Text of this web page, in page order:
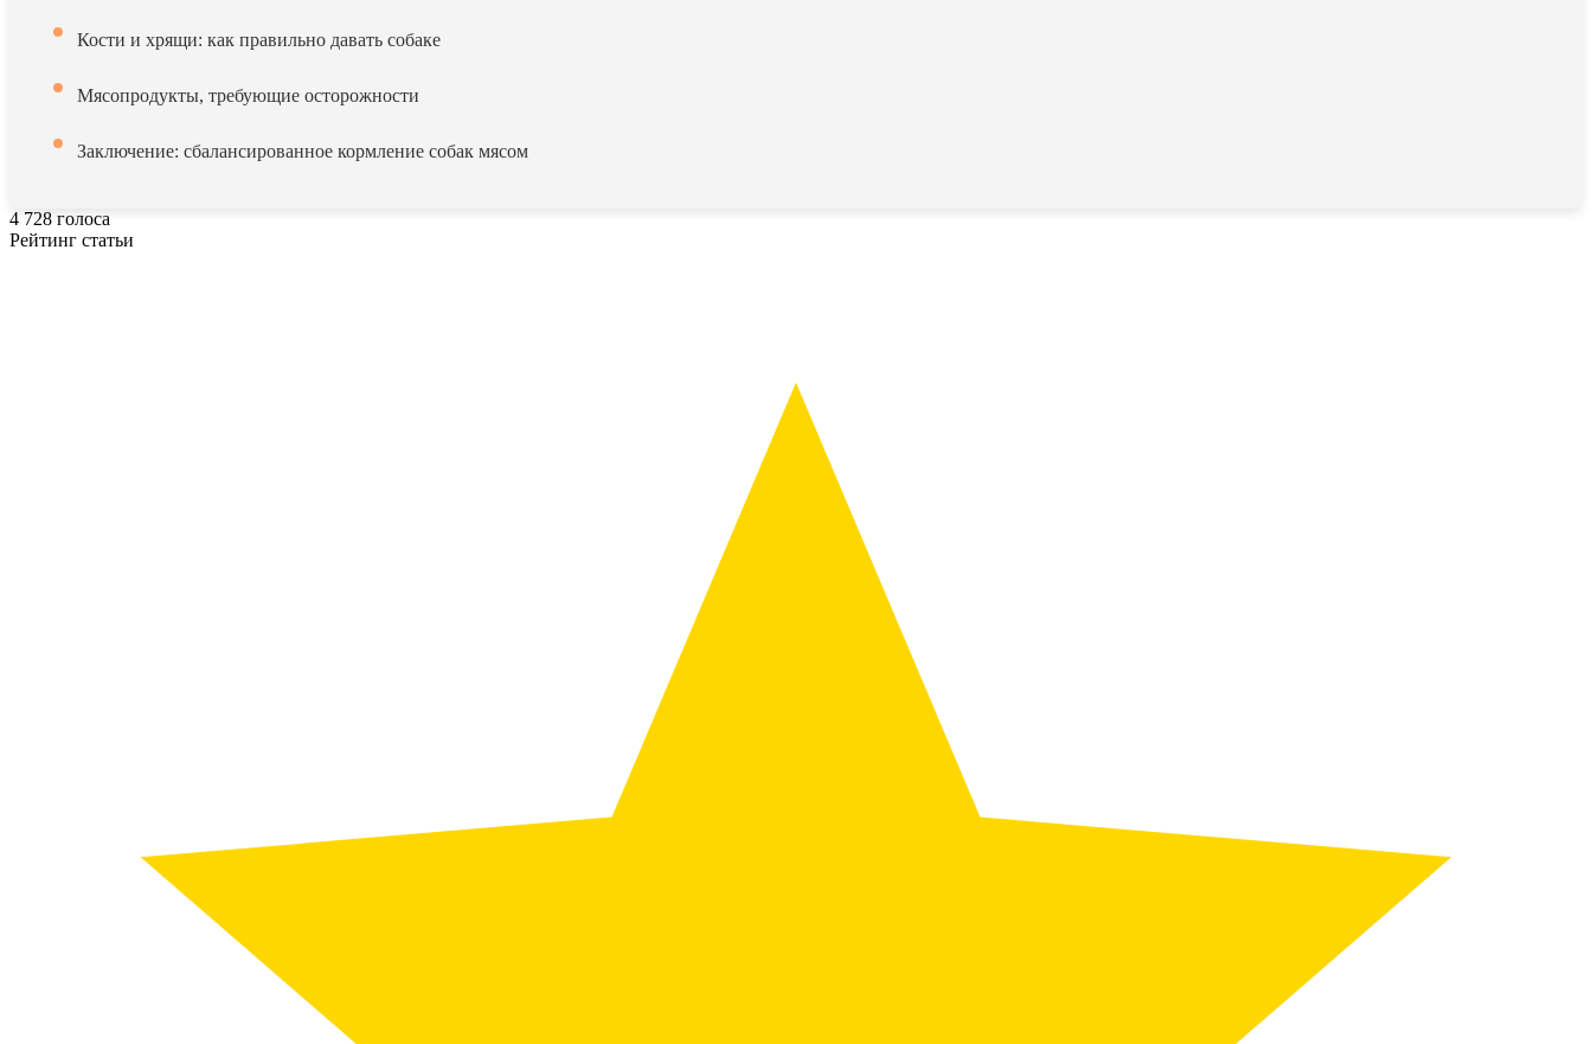
Кости и хрящи: как правильно давать собаке
Мясопродукты, требующие осторожности
Заключение: сбалансированное кормление собак мясом
4 728 голоса
Рейтинг статьи